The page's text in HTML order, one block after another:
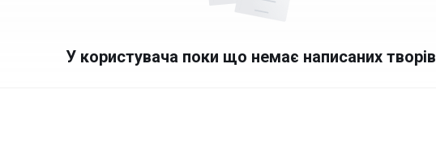
У користувача поки що немає написаних творів